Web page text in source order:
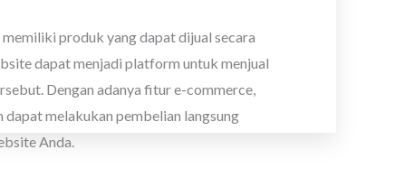
memiliki produk yang dapat dijual secara
dapat menjadi platform untuk menjual
Dengan adanya fitur e-commerce,
dapat melakukan pembelian langsung
Anda.